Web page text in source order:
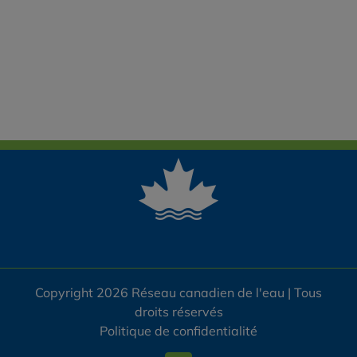
Copyright 2026 Réseau canadien de l'eau | Tous
droits réservés
Politique de confidentialité